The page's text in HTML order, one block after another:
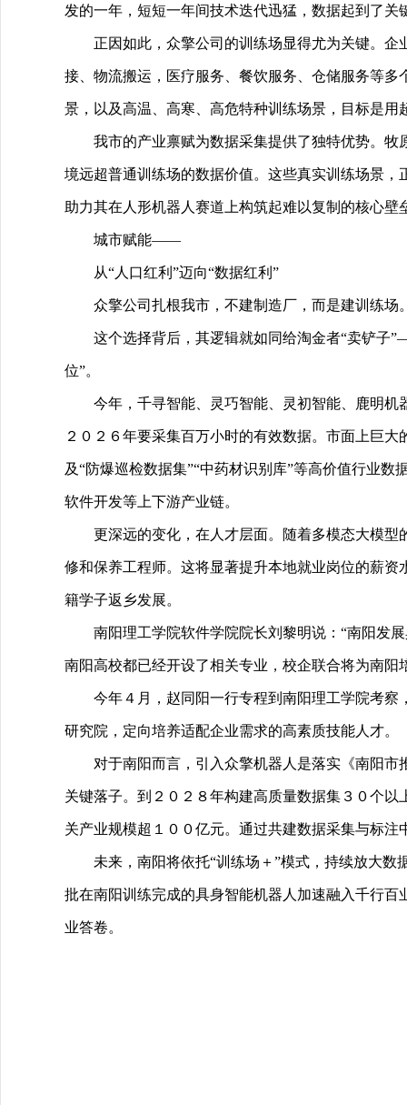
发的一年，短短一年间技术迭代迅猛，数据起到了
正因如此，众擎公司的训练场显得尤为关键。
接、物流搬运，医疗服务、餐饮服务、仓储服务等
景，以及高温、高寒、高危特种训练场景，目标是用
我市的产业禀赋为数据采集提供了独特优势。
境远超普通训练场的数据价值。这些真实训练场景，
助力其在人形机器人赛道上构筑起难以复制的核心壁
城市赋能——
从“人口红利”迈向“数据红利”
众擎公司扎根我市，不建制造厂，而是建训练场
这个选择背后，其逻辑就如同给淘金者“卖铲子
位”。
今年，千寻智能、灵巧智能、灵初智能、鹿明
２０２６年要采集百万小时的有效数据。市面上巨
及“防爆巡检数据集”“中药材识别库”等高价值行业
软件开发等上下游产业链。
更深远的变化，在人才层面。随着多模态大模
修和保养工程师。这将显著提升本地就业岗位的薪
籍学子返乡发展。
南阳理工学院软件学院院长刘黎明说：“南阳发
南阳高校都已经开设了相关专业，校企联合将为南
今年４月，赵同阳一行专程到南阳理工学院考
研究院，定向培养适配企业需求的高素质技能人才。
对于南阳而言，引入众擎机器人是落实《南阳
关键落子。到２０２８年构建高质量数据集３０个
关产业规模超１００亿元。通过共建数据采集与标
未来，南阳将依托“训练场＋”模式，持续放大
批在南阳训练完成的具身智能机器人加速融入千行
业答卷。